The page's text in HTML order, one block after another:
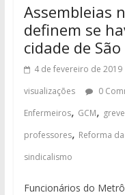
Assembleias
definem se
cidade de
4 de fevereiro de 2019
visualizações
0
Enfermeiros, GCM, greve
professores, Reforma
sindicalismo
Funcionários do